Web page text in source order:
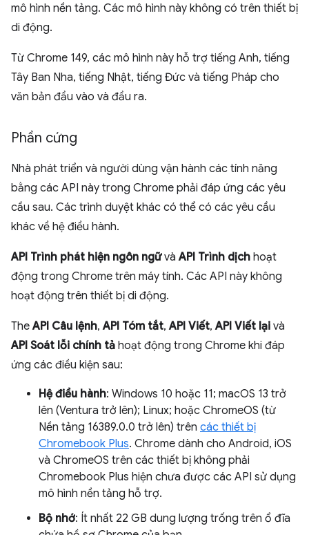
mô hình nền tảng. Các mô hình này không có trên thiết bị
di động.
Từ Chrome 149, các mô hình này hỗ trợ tiếng Anh, tiếng
Tây Ban Nha, tiếng Nhật, tiếng Đức và tiếng Pháp cho
văn bản đầu vào và đầu ra.
Phần cứng
Nhà phát triển và người dùng vận hành các tính năng
bằng các API này trong Chrome phải đáp ứng các yêu
cầu sau. Các trình duyệt khác có thể có các yêu cầu
khác về hệ điều hành.
API Trình phát hiện ngôn ngữvàAPI Trình dịch hoạt
động trong Chrome trên máy tính. Các API này không
hoạt động trên thiết bị di động.
TheAPI Câu lệnh,API Tóm tắt,API Viết,API Viết lại và
API Soát lỗi chính tả hoạt động trong Chrome khi đáp
ứng các điều kiện sau:
Hệ điều hành: Windows 10 hoặc 11; macOS 13 trở
lên (Ventura trở lên); Linux; hoặc ChromeOS (từ
Nền tảng 16389.0.0 trở lên) trên các thiết bị
Chromebook Plus. Chrome dành cho Android, iOS
và ChromeOS trên các thiết bị không phải
Chromebook Plus hiện chưa được các API sử dụng
mô hình nền tảng hỗ trợ.
Bộ nhớ: Ít nhất 22 GB dung lượng trống trên ổ đĩa